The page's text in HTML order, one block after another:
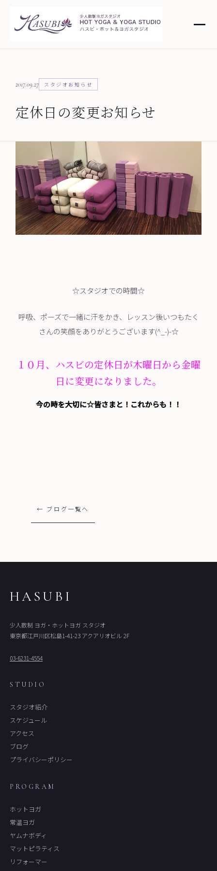
2017.09.27 スタジオお知らせ
定休日の変更お知らせ
☆スタジオでの時間☆
呼吸、ポーズで一緒に汗をかき、レッスン後いつもたく
さんの笑顔をありがとうございます(^_-)-☆
１０月、ハスビの定休日が木曜日から金曜
日に変更になりました。
今の時を大切に☆皆さまと！これからも！！
← ブログ一覧へ
HASUBI
少人数制 ヨガ・ホットヨガ スタジオ
東京都江戸川区松島1-41-23 アクアリオビル 2F
03-6231-4554
STUDIO
スタジオ紹介
スケジュール
アクセス
ブログ
プライバシーポリシー
PROGRAM
ホットヨガ
常温ヨガ
ヤムナボディ
マットピラティス
リフォーマー